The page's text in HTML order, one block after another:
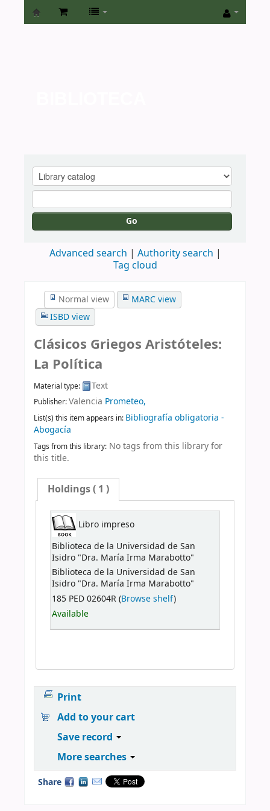
Biblioteca
Go
Advanced search
Authority search
Tag cloud
Normal view
MARC view
ISBD view
Clásicos Griegos Aristóteles:
La Política
Material type: Text
Publisher:Valencia Prometeo,
List(s) this item appears in: Bibliografía obligatoria -
Abogacía
Tags from this library: No tags from this library for
this title.
Holdings( 1 )
Libro impreso
Biblioteca de la Universidad de San
Isidro "Dra. María Irma Marabotto"
Biblioteca de la Universidad de San
Isidro "Dra. María Irma Marabotto"
185 PED 02604R (Browse shelf)
Available
Print
Add to your cart
Save record
More searches
Share